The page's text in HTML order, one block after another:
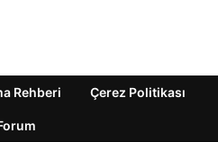
Rehberi Çerez Politikası